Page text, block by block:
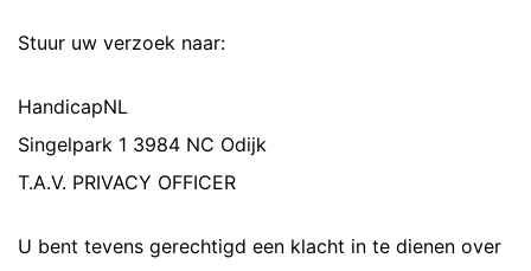
Stuur uw verzoek naar:
HandicapNL
Singelpark 1 3984 NC Odijk
T.A.V. PRIVACY OFFICER
U bent tevens gerechtigd een klacht in te dienen over